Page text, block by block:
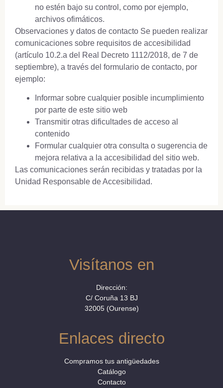
no estén bajo su control, como por ejemplo,
archivos ofimáticos.
Observaciones y datos de contacto Se pueden realizar
comunicaciones sobre requisitos de accesibilidad
(artículo 10.2.a del Real Decreto 1112/2018, de 7 de
septiembre), a través del formulario de contacto, por
ejemplo:
Informar sobre cualquier posible incumplimiento
por parte de este sitio web
Transmitir otras dificultades de acceso al
contenido
Formular cualquier otra consulta o sugerencia de
mejora relativa a la accesibilidad del sitio web.
Las comunicaciones serán recibidas y tratadas por la
Unidad Responsable de Accesibilidad.
Visítanos en
Dirección:
C/ Coruña 13 BJ
32005 (Ourense)
Enlaces directo
Compramos tus antigüedades
Catálogo
Contacto